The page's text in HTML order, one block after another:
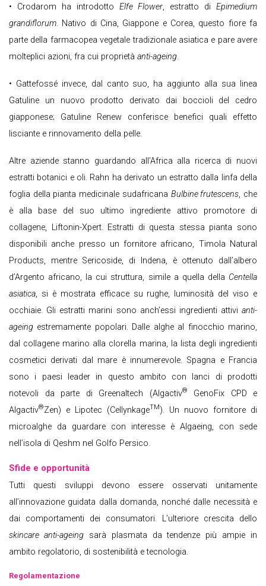
• Crodarom ha introdotto Elfe Flower, estratto di Epimedium
grandiflorum. Nativo di Cina, Giappone e Corea, questo fiore fa
parte della farmacopea vegetale tradizionale asiatica e pare avere
molteplici azioni, fra cui proprietà anti-ageing.
• Gattefossé invece, dal canto suo, ha aggiunto alla sua linea
Gatuline un nuovo prodotto derivato dai boccioli del cedro
giapponese; Gatuline Renew conferisce benefici quali effetto
lisciante e rinnovamento della pelle.
Altre aziende stanno guardando all’Africa alla ricerca di nuovi
estratti botanici e oli. Rahn ha derivato un estratto dalla linfa della
foglia della pianta medicinale sudafricana Bulbine frutescens, che
è alla base del suo ultimo ingrediente attivo promotore di
collagene, Liftonin-Xpert. Estratti di questa stessa pianta sono
disponibili anche presso un fornitore africano, Timola Natural
Products, mentre Sericoside, di Indena, è ottenuto dall’albero
d’Argento africano, la cui struttura, simile a quella della Centella
asiatica, si è mostrata efficace su rughe, luminosità del viso e
occhiaie. Gli estratti marini sono anch’essi ingredienti attivi anti-
ageing estremamente popolari. Dalle alghe al finocchio marino,
dal collagene marino alla clorella marina, la lista degli ingredienti
cosmetici derivati dal mare è innumerevole. Spagna e Francia
sono i paesi leader in questo ambito con lanci di prodotti
notevoli da parte di Greenaltech (Algactiv®
GenoFix CPD e
Algactiv®Zen) e Lipotec (CellynkageTM). Un nuovo fornitore di
microalghe da guardare con interesse è Algaeing, con sede
nell’isola di Qeshm nel Golfo Persico.
Sfide e opportunità
Tutti questi sviluppi devono essere osservati unitamente
all’innovazione guidata dalla domanda, nonché dalle necessità e
dai comportamenti dei consumatori. L’ulteriore crescita dello
skincare anti-ageingsarà plasmata da tendenze più ampie in
ambito regolatorio, di sostenibilità e tecnologia.
Regolamentazione